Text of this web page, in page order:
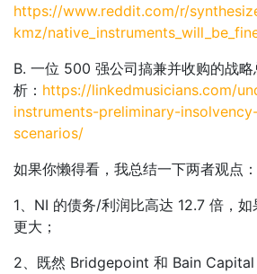
https://www.reddit.com/r/
kmz/
B. 一位 500 强公司搞兼并收购的战
析： https://linkedmusicians.com/
instruments-preliminary-
scenarios/
如果你懒得看，我总结一下两者观点：
1、NI 的债务/利润比高达 12.7 倍，
更大；
2、既然 Bridgepoint 和 Bain Capital